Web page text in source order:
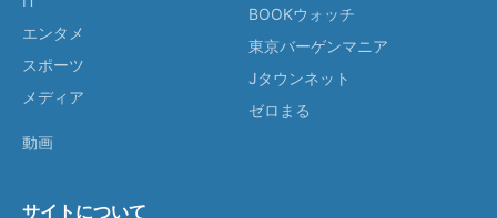
エンタメ
スポーツ
メディア
動画
BOOKウォッチ
東京バーゲンマニア
Jタウンネット
ゼロまる
サイトについて